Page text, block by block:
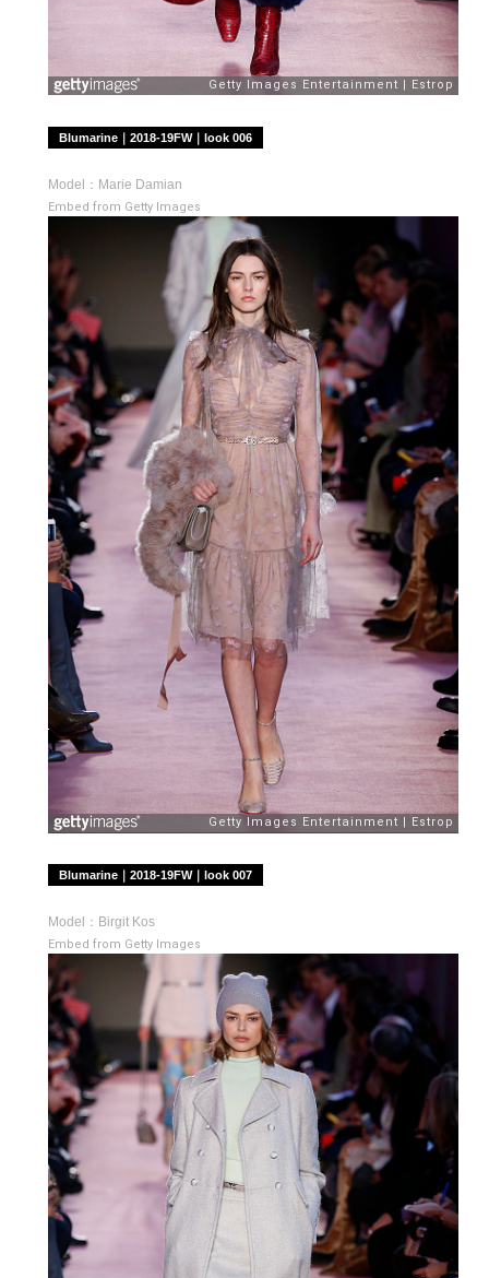
Blumarine｜2018-19FW｜look 006
Model：Marie Damian
Embed from Getty Images
Blumarine｜2018-19FW｜look 007
Model：Birgit Kos
Embed from Getty Images